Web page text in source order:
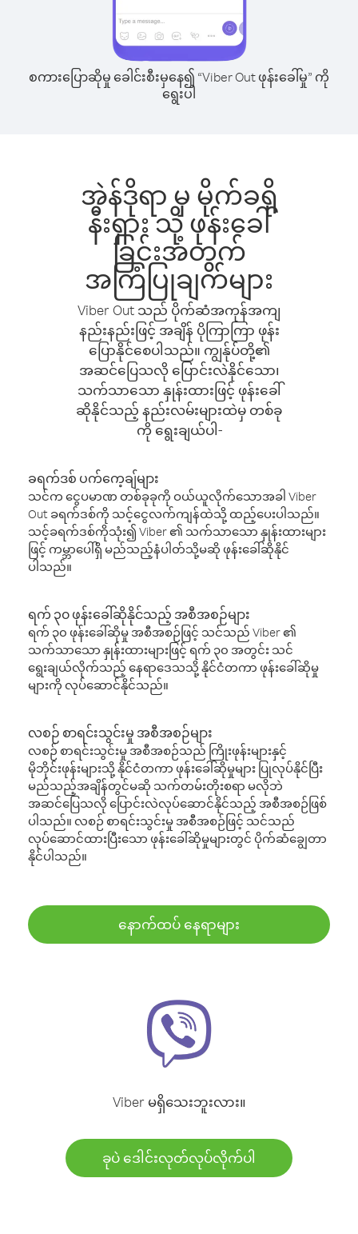
စကားပြောဆိုမှု ခေါင်းစီးမှနေ၍ “Viber Out ဖုန်းခေါ်မှု” ကို
ရွေးပါ
အဲန်ဒိုရာ မှ မိုက်ခရို
နီးရှား သို့ ဖုန်းခေါ်
ခြင်းအတွက်
အကြံပြုချက်များ
Viber Out သည် ပိုက်ဆံအကုန်အကျ
နည်းနည်းဖြင့် အချိန် ပိုကြာကြာ ဖုန်း
ပြောနိုင်စေပါသည်။ ကျွန်ုပ်တို့၏
အဆင်ပြေသလို ပြောင်းလဲနိုင်သော၊
သက်သာသော နှုန်းထားဖြင့် ဖုန်းခေါ်
ဆိုနိုင်သည့် နည်းလမ်းများထဲမှ တစ်ခု
ကို ရွေးချယ်ပါ-
ခရက်ဒစ် ပက်ကေ့ချ်များ
သင်က ငွေပမာဏ တစ်ခုခုကို ဝယ်ယူလိုက်သောအခါ Viber
Out ခရက်ဒစ်ကို သင့်ငွေလက်ကျန်ထဲသို့ ထည့်ပေးပါသည်။
သင့်ခရက်ဒစ်ကိုသုံး၍ Viber ၏ သက်သာသော နှုန်းထားများ
ဖြင့် ကမ္ဘာပေါ်ရှိ မည်သည့်နံပါတ်သို့မဆို ဖုန်းခေါ်ဆိုနိုင်
ပါသည်။
ရက် ၃၀ ဖုန်းခေါ်ဆိုနိုင်သည့် အစီအစဉ်များ
ရက် ၃၀ ဖုန်းခေါ်ဆိုမှု အစီအစဉ်ဖြင့် သင်သည် Viber ၏
သက်သာသော နှုန်းထားများဖြင့် ရက် ၃၀ အတွင်း သင်
ရွေးချယ်လိုက်သည့် နေရာဒေသသို့ နိုင်ငံတကာ ဖုန်းခေါ်ဆိုမှု
များကို လုပ်ဆောင်နိုင်သည်။
လစဉ် စာရင်းသွင်းမှု အစီအစဉ်များ
လစဉ် စာရင်းသွင်းမှု အစီအစဉ်သည် ကြိုးဖုန်းများနှင့်
မိုဘိုင်းဖုန်းများသို့ နိုင်ငံတကာ ဖုန်းခေါ်ဆိုမှုများ ပြုလုပ်နိုင်ပြီး
မည်သည့်အချိန်တွင်မဆို သက်တမ်းတိုးစရာ မလိုဘဲ
အဆင်ပြေသလို ပြောင်းလဲလုပ်ဆောင်နိုင်သည့် အစီအစဉ်ဖြစ်
ပါသည်။ လစဉ် စာရင်းသွင်းမှု အစီအစဉ်ဖြင့် သင်သည်
လုပ်ဆောင်ထားပြီးသော ဖုန်းခေါ်ဆိုမှုများတွင် ပိုက်ဆံချွေတာ
နိုင်ပါသည်။
နောက်ထပ် နေရာများ
Viber မရှိသေးဘူးလား။
ခုပဲ ဒေါင်းလုတ်လုပ်လိုက်ပါ